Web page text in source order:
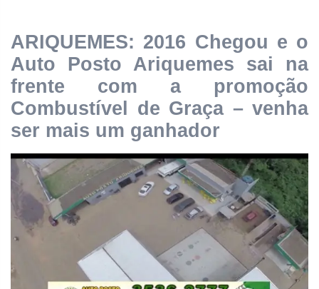
ARIQUEMES: 2016 Chegou e o
Auto Posto Ariquemes sai na
frente com a promoção
Combustível de Graça – venha
ser mais um ganhador